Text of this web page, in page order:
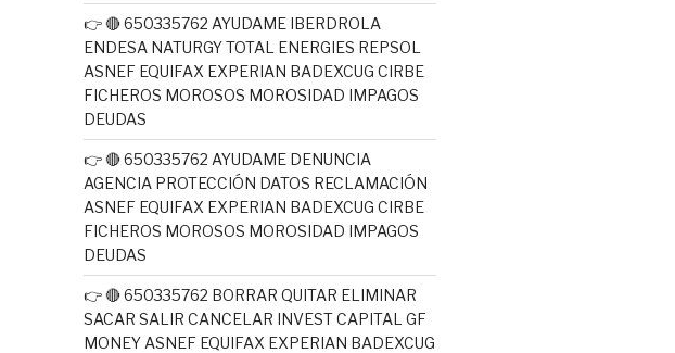
👉 🔴 650335762 AYUDAME IBERDROLA
ENDESA NATURGY TOTAL ENERGIES REPSOL
ASNEF EQUIFAX EXPERIAN BADEXCUG CIRBE
FICHEROS MOROSOS MOROSIDAD IMPAGOS
DEUDAS
👉 🔴 650335762 AYUDAME DENUNCIA
AGENCIA PROTECCIÓN DATOS RECLAMACIÓN
ASNEF EQUIFAX EXPERIAN BADEXCUG CIRBE
FICHEROS MOROSOS MOROSIDAD IMPAGOS
DEUDAS
👉 🔴 650335762 BORRAR QUITAR ELIMINAR
SACAR SALIR CANCELAR INVEST CAPITAL GF
MONEY ASNEF EQUIFAX EXPERIAN BADEXCUG